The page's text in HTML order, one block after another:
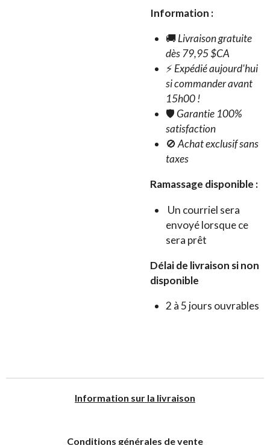
Information :
🚚Livraison gratuite
dès 79,95 $CA
⚡Expédié aujourd'hui
si commander avant
15h00 !
🛡️Garantie 100%
satisfaction
🚫Achat exclusif sans
taxes
Ramassage disponible :
Un courriel sera
envoyé lorsque ce
sera prêt
Délai de livraison si non
disponible
2 à 5 jours ouvrables
Information sur la livraison
Conditions générales de vente